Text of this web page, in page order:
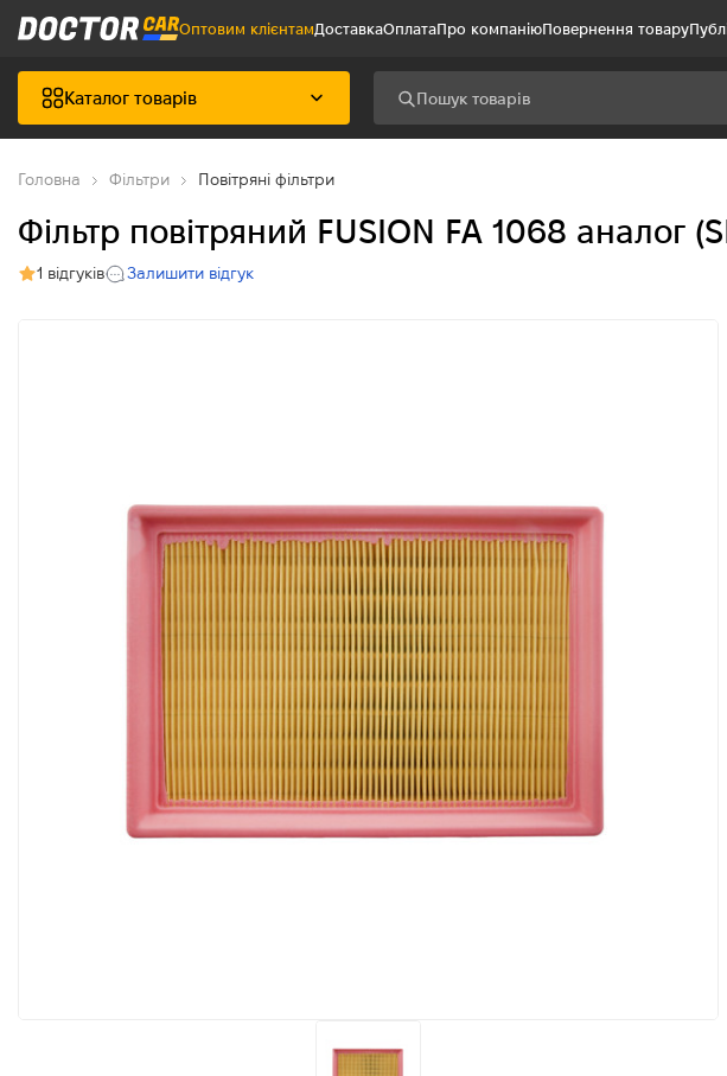
Оптовим клієнтамДоставкаОплатаПро компаніюПовернення товару
Каталог товарів
Головна Фільтри Повітряні фільтри
Фільтр повітряний FUSION FA 1068 аналог
1 відгуків Залишити відгук